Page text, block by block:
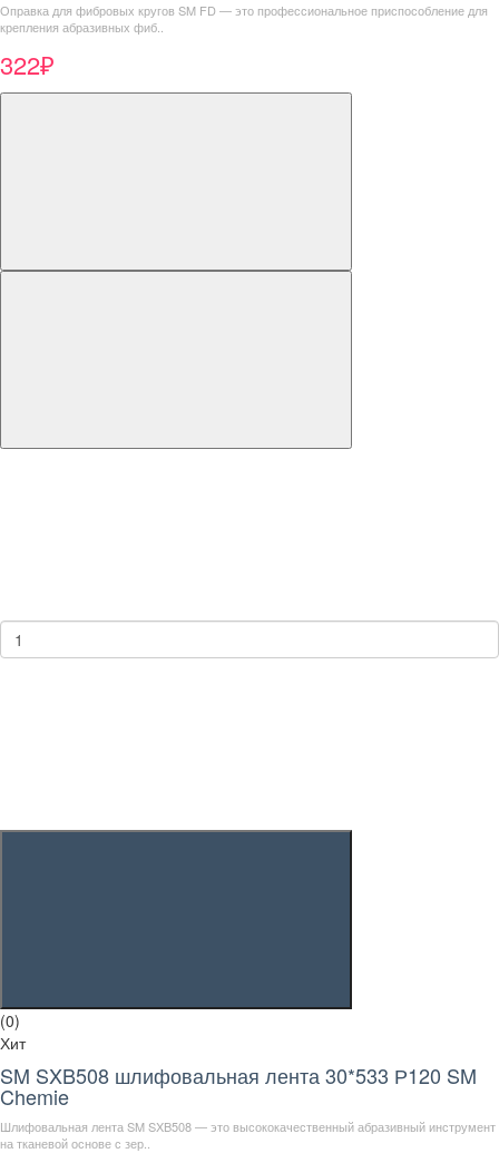
Оправка для фибровых кругов SM FD — это профессиональное приспособление для
крепления абразивных фиб..
322₽
(0)
Хит
SM SXB508 шлифовальная лента 30*533 Р120 SM
Chemie
Шлифовальная лента SM SXB508 — это высококачественный абразивный инструмент
на тканевой основе с зер..